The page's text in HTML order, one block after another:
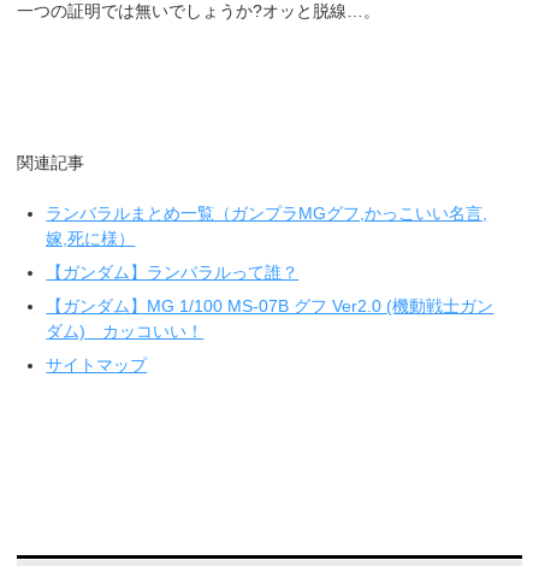
一つの証明では無いでしょうか?オッと脱線…。
関連記事
ランバラルまとめ一覧（ガンプラMGグフ,かっこいい名言,
嫁,死に様）
【ガンダム】ランバラルって誰？
【ガンダム】MG 1/100 MS-07B グフ Ver2.0 (機動戦士ガン
ダム) カッコいい！
サイトマップ